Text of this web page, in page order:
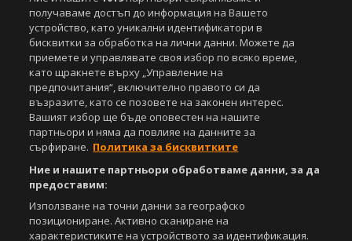
получаваме достъп до информация на Вашето
устройство, като уникални идентификатори в
бисквитки за обработка на лични данни. Можете да
приемете и управлявате своя избор по всяко време,
като щракнете върху „Управление на
предпочитания“, включително правото си да
възразите, като се позовете на законен интерес.
Вашият избор ще бъде оповестен на нашите
партньори и няма да повлияе на данните за
сърфиране. Политика за бисквитките
Ние и нашите партньори обработваме данни, за да
предоставим:
Използване на точни данни за географско
позициониране. Активно сканиране на
характеристиките на устройството за идентификация.